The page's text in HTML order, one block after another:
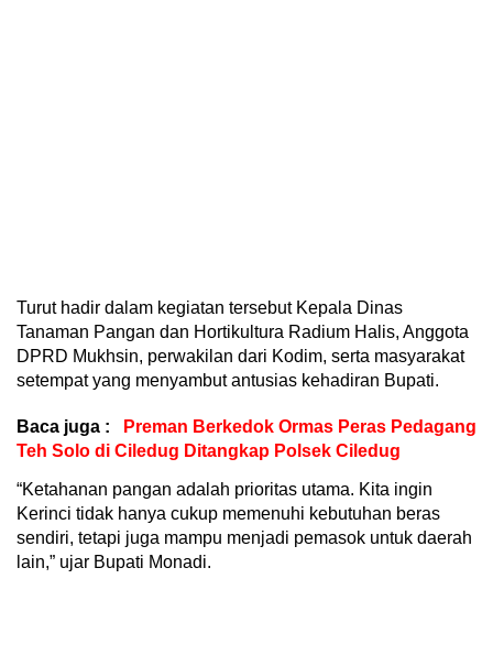
Turut hadir dalam kegiatan tersebut Kepala Dinas
Tanaman Pangan dan Hortikultura Radium Halis, Anggota
DPRD Mukhsin, perwakilan dari Kodim, serta masyarakat
setempat yang menyambut antusias kehadiran Bupati.
Baca juga :
Preman Berkedok Ormas Peras Pedagang
Teh Solo di Ciledug Ditangkap Polsek Ciledug
“Ketahanan pangan adalah prioritas utama. Kita ingin
Kerinci tidak hanya cukup memenuhi kebutuhan beras
sendiri, tetapi juga mampu menjadi pemasok untuk daerah
lain,” ujar Bupati Monadi.